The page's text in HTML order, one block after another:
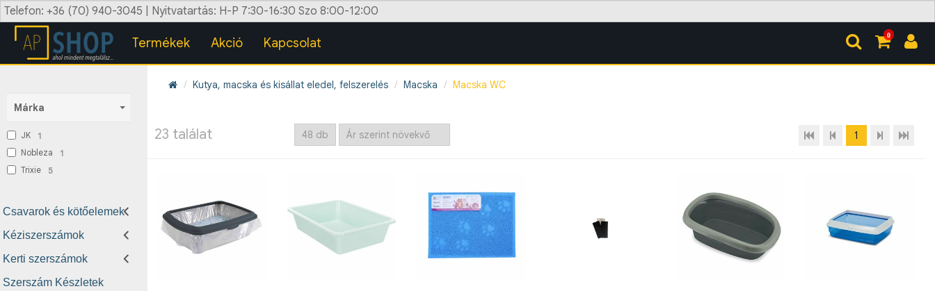
Telefon: +36 (70) 940-3045 | Nyitvatartás: H-P 7:30-16:30 Szo 8:00-12:00
0
Termékek Akció Kapcsolat
Márka
JK
1
Nobleza
1
Trixie
5
Csavarok és kötőelemek
Kéziszerszámok
Kerti szerszámok
Szerszám Készletek
Kutya, macska és kisállat eledel, felszerelés Macska Macska WC
23 találat 1